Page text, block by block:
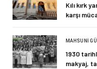
Kılı kırk
karşı
MAHSUNI GÜL
1930
makyaj,